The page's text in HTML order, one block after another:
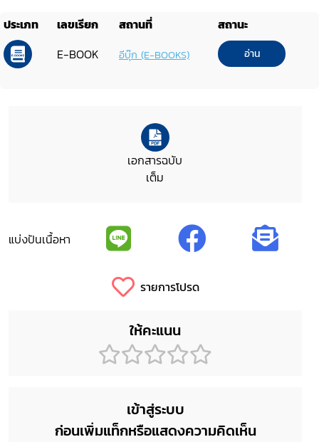
พร้อมก้าวสู่มิติใหม่ในการพัฒนาแผน
สิทธิมนุษยชนแห่งชาติ ฉบับที่ 3
ประเภท เลขเรียก สถานที่
สถานะ
E-BOOK
อีบุ๊ก (E-BOOKS) อ่าน
เอกสารฉบับ
เต็ม
แบ่งปันเนื้อหา
รายการโปรด
ให้คะแนน
เข้าสู่ระบบ
ก่อนเพิ่มแท็กหรือแสดงความคิดเห็น